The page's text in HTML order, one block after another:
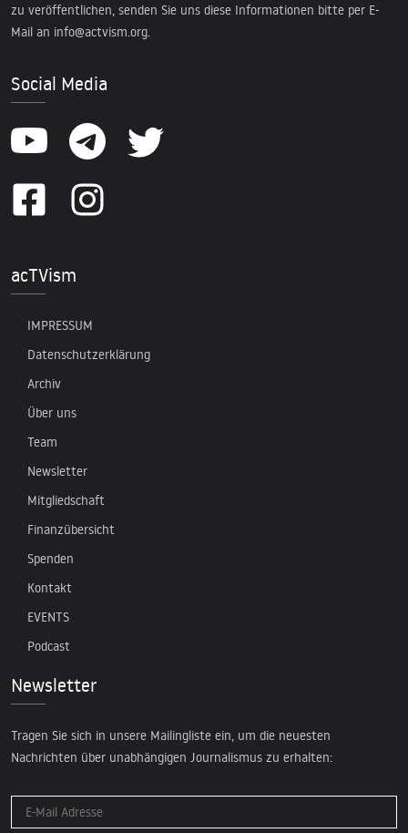
zu veröffentlichen, senden Sie uns diese Informationen bitte per E-
Mail an info@actvism.org.
Social Media
acTVism
IMPRESSUM
Datenschutzerklärung
Archiv
Über uns
Team
Newsletter
Mitgliedschaft
Finanzübersicht
Spenden
Kontakt
EVENTS
Podcast
Newsletter
Tragen Sie sich in unsere Mailingliste ein, um die neuesten
Nachrichten über unabhängigen Journalismus zu erhalten: